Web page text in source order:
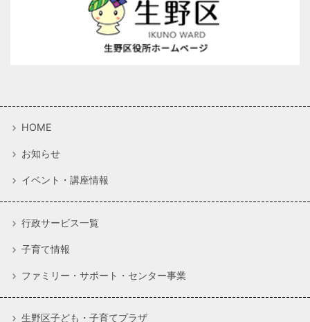
HOME
お知らせ
イベント・講座情報
行政サービス一覧
子育て情報
ファミリー・サポート・センター事業
生野区子ども・子育てプラザ